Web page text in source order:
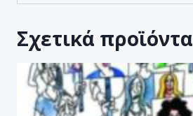
Σχετικά προϊόντα